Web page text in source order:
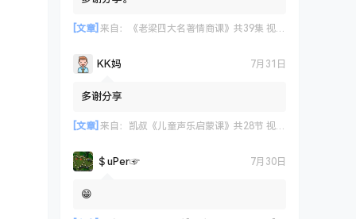
[文章] 来自： 《老梁四大名著情商课》共39集 视频课程
KK妈 7月31日
多谢分享
[文章] 来自： 凯叔《儿童声乐启蒙课》共28节 视频课程
＄uΡer☞ 7月30日
😁